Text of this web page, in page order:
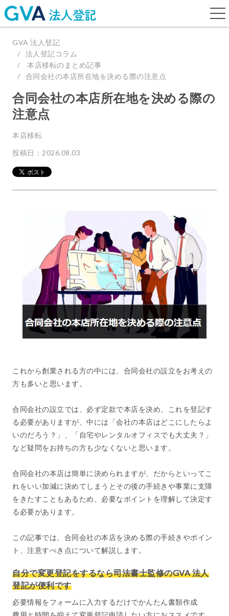
GVA 法人登記
法人登記コラム
本店移転のまとめ記事
合同会社の本店所在地を決める際の注意点
合同会社の本店所在地を決める際の
注意点
本店移転
投稿日：2026.08.03
これから創業される方の中には、合同会社の設立をお考えの
方も多いと思います。
合同会社の設立では、必ず定款で本店を決め、これを登記す
る必要がありますが、中には「会社の本店はどこにしたらよ
いのだろう？」、「自宅やレンタルオフィスでも大丈夫？」
など疑問をお持ちの方も少なくないと思います。
合同会社の本店は簡単に決められますが、だからといってこ
れをいい加減に決めてしまうとその後の手続きや事業に支障
をきたすこともあるため、必要なポイントを理解して決定す
る必要があります。
この記事では、合同会社の本店を決める際の手続きやポイン
ト、注意すべき点について解説します。
自分で変更登記をするなら司法書士監修のGVA 法人
登記が便利です
必要情報をフォームに入力するだけでかんたん書類作成